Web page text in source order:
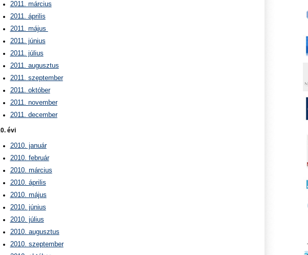
2011. március
2011. április
2011. május
2011. június
2011. július
2011. augusztus
2011. szeptember
2011. október
2011. november
2011. december
évi
2010. január
2010. február
2010. március
2010. április
2010. május
2010. június
2010. július
2010. augusztus
2010. szeptember